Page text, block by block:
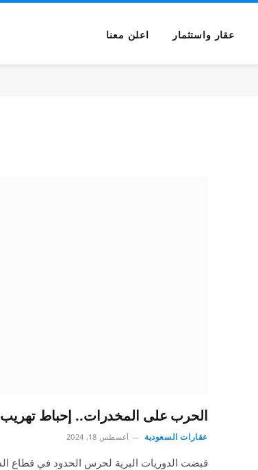
عقار واستثمار اعلن معنا
الحرب على المخدرات.. إحباط تهريب 1230 كيلوجرامًا من نبات القات
عقارات السعودية أغسطس 18, 2024